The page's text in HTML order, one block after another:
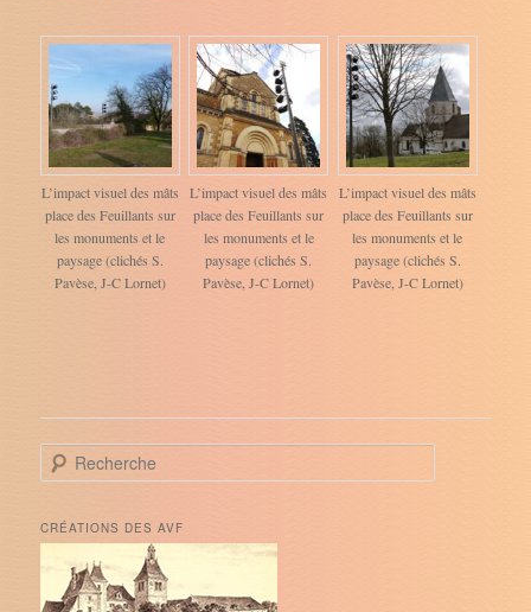
L’impact visuel des mâts
place des Feuillants sur
les monuments et le
paysage (clichés S.
Pavèse, J-C Lornet)
L’impact visuel des mâts
place des Feuillants sur
les monuments et le
paysage (clichés S.
Pavèse, J-C Lornet)
L’impact visuel des mâts
place des Feuillants sur
les monuments et le
paysage (clichés S.
Pavèse, J-C Lornet)
e
h
e
r
CRÉATIONS DES AVF